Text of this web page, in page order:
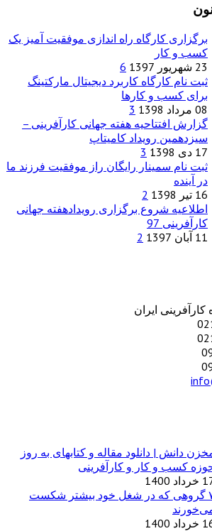
برگزاری کارگاه راه اندازی موفقیت آمیز یک
کسب و کار
23 شهریور 1397
6
ثبت نام کارگاه کاربرد دیجیتال مارکتینگ
برای کسب و کارها
08 مرداد 1398
3
گزارش افتتاحیه هفته جهانی کارآفرینی –
سیزدهمین رویداد کامیتاپ
17 دی 1398
3
ثبت نام سمینار رایگان راز موفقیت فرزند ما
در آینده
16 تیر 1398
2
اطلاعیه شروع برگزاری رویدادهفته جهانی
کارآفرینی 97
11 آبان 1397
2
کارآفرینی ایران
دانش | دانلود مقاله و کتابهای به روز
کسب و کار و کارآفرینی
1400
۷ گروهی که در شغل خود بیشتر شکست
1400